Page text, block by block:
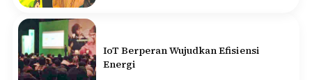
IoT Berperan Wujudkan Efisiensi
Energi